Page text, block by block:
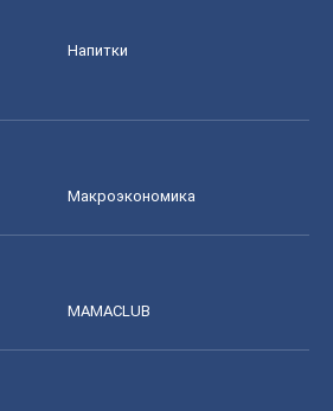
Напитки
Mакроэкономика
MAMACLUB